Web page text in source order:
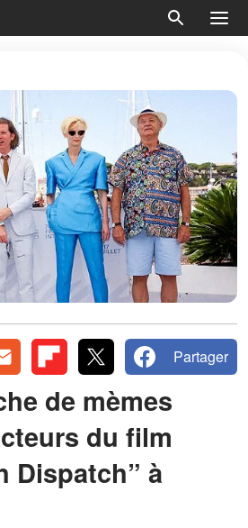
Partager
de mèmes
du film
Dispatch” à